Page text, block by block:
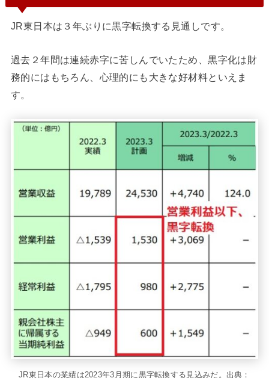
JR東日本は３年ぶりに黒字転換する見通しです。
過去２年間は連続赤字に苦しんでいたため、黒字化は財
務的にはもちろん、心理的にも大きな好材料といえま
す。
JR東日本の業績は2023年3月期に黒字転換する見込みだ。出典：